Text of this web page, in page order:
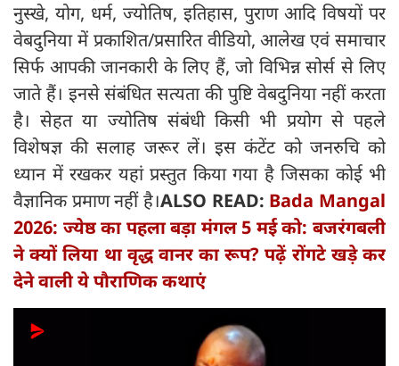
नुस्खे, योग, धर्म, ज्योतिष, इतिहास, पुराण आदि विषयों पर
वेबदुनिया में प्रकाशित/प्रसारित वीडियो, आलेख एवं समाचार
सिर्फ आपकी जानकारी के लिए हैं, जो विभिन्न सोर्स से लिए
जाते हैं। इनसे संबंधित सत्यता की पुष्टि वेबदुनिया नहीं करता
है। सेहत या ज्योतिष संबंधी किसी भी प्रयोग से पहले
विशेषज्ञ की सलाह जरूर लें। इस कंटेंट को जनरुचि को
ध्यान में रखकर यहां प्रस्तुत किया गया है जिसका कोई भी
वैज्ञानिक प्रमाण नहीं है।ALSO READ: Bada Mangal
2026: ज्येष्ठ का पहला बड़ा मंगल 5 मई को: बजरंगबली
ने क्यों लिया था वृद्ध वानर का रूप? पढ़ें रोंगटे खड़े कर
देने वाली ये पौराणिक कथाएं